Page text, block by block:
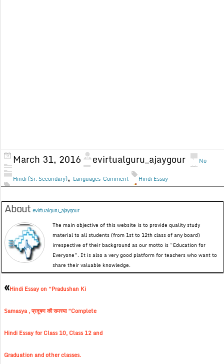
March 31, 2016 evirtualguru_ajaygour
Hindi (Sr. Secondary), Languages
No
Comment
Hindi Essay
Aboutevirtualguru_ajaygour
The main objective of this website is to provide quality study
material to all students (from 1st to 12th class of any board)
irrespective of their background as our motto is “Education for
Everyone”. It is also a very good platform for teachers who want to
share their valuable knowledge.
«Hindi Essay on “Pradushan Ki
Samasya , प्रदूषण की समस्या “Complete
Hindi Essay for Class 10, Class 12 and
Graduation and other classes.